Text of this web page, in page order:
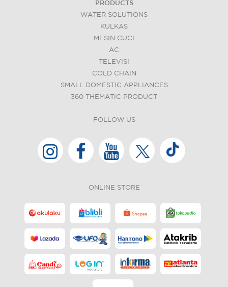
PRODUCTS
WATER SOLUTIONS
KULKAS
MESIN CUCI
AC
TELEVISI
COLD CHAIN
SMALL DOMESTIC APPLIANCES
360 THEMATIC PRODUCT
FOLLOW US
ONLINE STORE